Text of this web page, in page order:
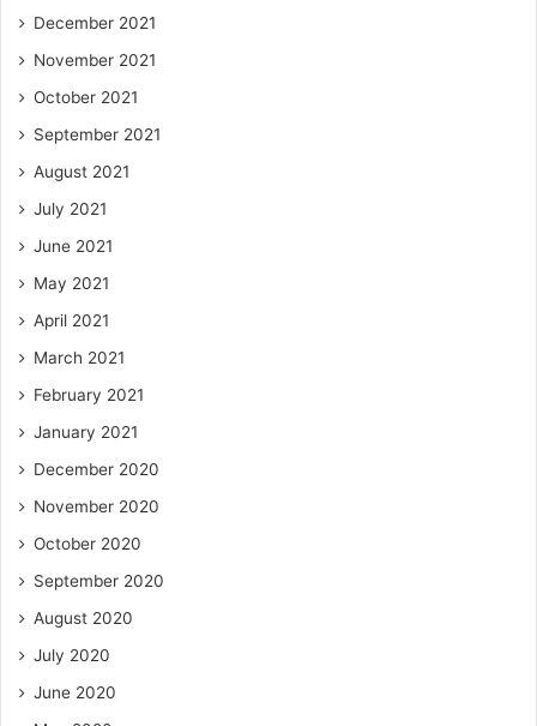
December 2021
November 2021
October 2021
September 2021
August 2021
July 2021
June 2021
May 2021
April 2021
March 2021
February 2021
January 2021
December 2020
November 2020
October 2020
September 2020
August 2020
July 2020
June 2020